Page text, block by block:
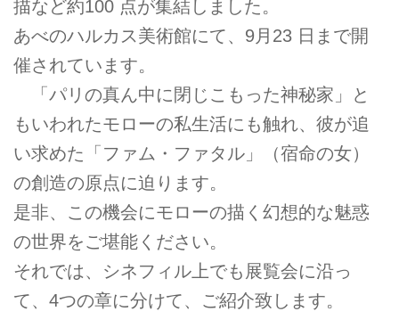
描など約100 点が集結しました。
あべのハルカス美術館にて、9月23 日まで開
催されています。
「パリの真ん中に閉じこもった神秘家」と
もいわれたモローの私生活にも触れ、彼が追
い求めた「ファム・ファタル」（宿命の女）
の創造の原点に迫ります。
是非、この機会にモローの描く幻想的な魅惑
の世界をご堪能ください。
それでは、シネフィル上でも展覧会に沿っ
て、4つの章に分けて、ご紹介致します。